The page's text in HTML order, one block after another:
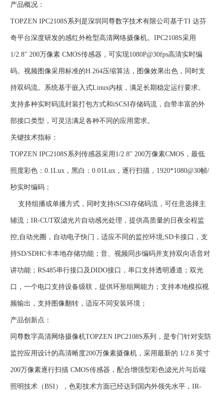
产品概况：
TOPZEN IPC2108S系列是深圳同尊数字技术有限公司基于TI 达芬
奇平台深度研发的感红外枪型高清网络摄像机。IPC2108S采用
1/2.8" 200万像素 CMOS传感器，可实现1080P@30fps高清实时编
码。视频图像采用标准的H.264压缩算法，图像效果出色，同时支
持双码流。系统基于嵌入式Linux内核，满足长期稳定运行要求。
支持多种实时码流封装打包方式和iSCSI存储码流，自带丰富的外
部接口类型，可灵活满足各种不同的应用需求。
关键技术指标：
TOPZEN IPC2108S系列传感器采用1/2.8" 200万像素CMOS，最低
照度彩色：0.1Lux，黑白：0.01Lux，逐行扫描，1920*1080@30帧/
秒实时编码；
支持组播或单播方式，同时支持iSCSI存储码流，可任意选择主
辅流；IR-CUT双滤光片自动感光处理，提供高质量的日夜全程监
控;自动光圈，自动电子快门，适应不同的监控环境;SD卡接口，支
持SD/SDHC卡本地存储功能；音、视频同步编码并支持双向语音对
讲功能；RS485串行接口及DIDO接口，串口支持透明通道；双光
口，一个电口支持设备级联，提供环形组网能力；支持本地模拟视
频输出，支持图像翻转，适应不同安装环境；
产品创新点：
同尊数字高清网络摄像机TOPZEN IPC2108S系列，是专门针对安防
监控应用设计的高清晰度200万像素摄像机，采用最新的 1/2.8 英寸
200万像素逐行扫描 CMOS传感器，配合增强型彩色滤光片与后端
照明技术（BSI），色彩技术方面已经达到国内外领先水平，IR-